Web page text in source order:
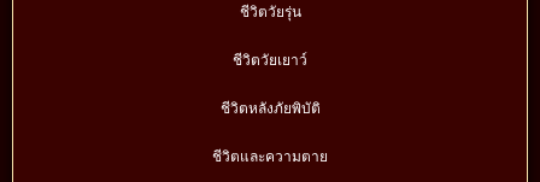
ชีวิตวัยรุ่น
ชีวิตวัยเยาว์
ชีวิตหลังภัยพิบัติ
ชีวิตและความตาย